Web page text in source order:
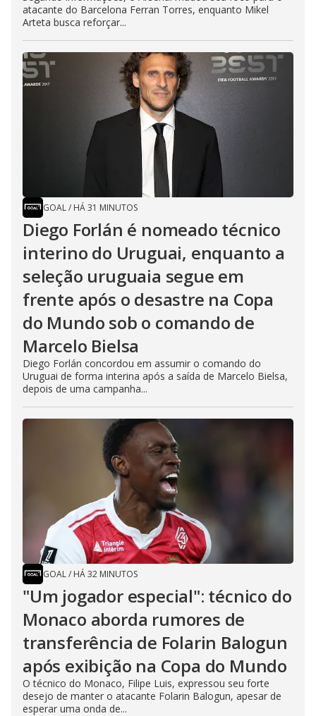
atacante do Barcelona Ferran Torres, enquanto Mikel
Arteta busca reforçar...
GOAL/ HÁ 31 MINUTOS
Diego Forlán é nomeado técnico
interino do Uruguai, enquanto a
seleção uruguaia segue em
frente após o desastre na Copa
do Mundo sob o comando de
Marcelo Bielsa
Diego Forlán concordou em assumir o comando do
Uruguai de forma interina após a saída de Marcelo Bielsa,
depois de uma campanha...
GOAL/ HÁ 32 MINUTOS
"Um jogador especial": técnico do
Monaco aborda rumores de
transferência de Folarin Balogun
após exibição na Copa do Mundo
O técnico do Monaco, Filipe Luis, expressou seu forte
desejo de manter o atacante Folarin Balogun, apesar de
esperar uma onda de...